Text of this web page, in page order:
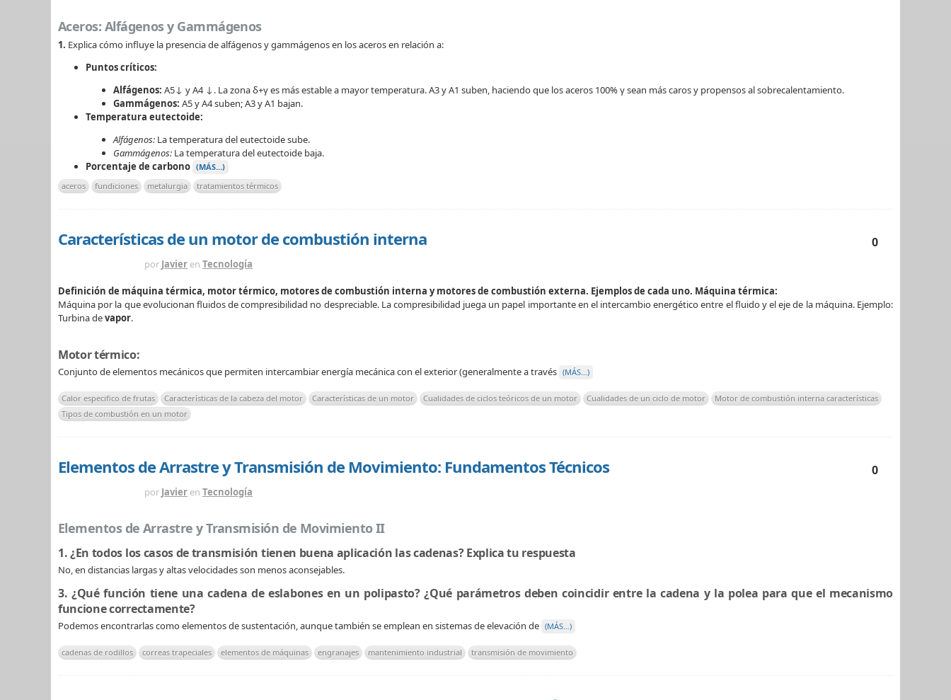
Aceros: Alfágenos y Gammágenos
1. Explica cómo influye la presencia de alfágenos y gammágenos en los aceros en relación a:
Puntos críticos:
Alfágenos: A5↓ y A4 ↓. La zona δ+γ es más estable a mayor temperatura. A3 y A1 suben, haciendo que los aceros 100% γ sean más caros y propensos al sobrecalentamiento.
Gammágenos: A5 y A4 suben; A3 y A1 bajan.
Temperatura eutectoide:
Alfágenos: La temperatura del eutectoide sube.
Gammágenos: La temperatura del eutectoide baja.
Porcentaje de carbono (MÁS…)
aceros
fundiciones metalurgia tratamientos térmicos
Características de un motor de combustión interna 0
por Javier en Tecnología
Definición de máquina térmica, motor térmico, motores de combustión interna y motores de combustión externa. Ejemplos de cada uno. Máquina térmica:
Máquina por la que evolucionan fluidos de compresibilidad no despreciable. La compresibilidad juega un papel importante en el intercambio energético entre el fluido y el eje de la máquina. Ejemplo:
Turbina devapor.
Motor térmico:
Conjunto de elementos mecánicos que permiten intercambiar energía mecánica con el exterior (generalmente a través (MÁS…)
Calor especifico de frutas Características de la cabeza del motor Características de un motor Cualidades de ciclos teóricos de un motor Cualidades de un ciclo de motor
Motor de combustión interna características
Tipos de combustión en un motor
Elementos de Arrastre y Transmisión de Movimiento: Fundamentos Técnicos 0
por Javier en Tecnología
Elementos de Arrastre y Transmisión de Movimiento II
1. ¿En todos los casos de transmisión tienen buena aplicación las cadenas? Explica tu respuesta
No, en distancias largas y altas velocidades son menos aconsejables.
3. ¿Qué función tiene una cadena de eslabones en un polipasto? ¿Qué parámetros deben coincidir entre la cadena y la polea para que el mecanismo
funcione correctamente?
Podemos encontrarlas como elementos de sustentación, aunque también se emplean en sistemas de elevación de (MÁS…)
cadenas de rodillos correas trapeciales elementos de máquinas engranajes mantenimiento industrial transmisión de movimiento